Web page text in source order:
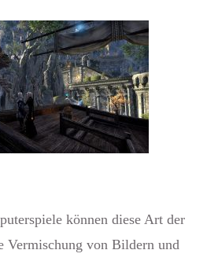
können diese Art der
Vermischung von Bildern und